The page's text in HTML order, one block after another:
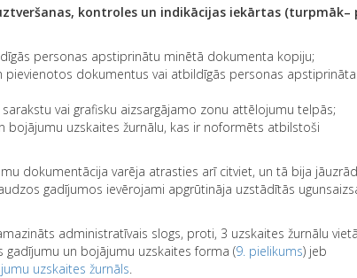
kontroles un indikācijas iekārtas (turpmāk–
personas apstiprinātu minētā dokumenta kopiju;
dokumentus vai atbildīgās personas
vai grafisku aizsargājamo zonu attēlojumu telpās;
uzskaites žurnālu, kas ir noformēts atbilstoši
dokumentācija varēja atrasties arī citviet, un tā bija
gadījumos ievērojami apgrūtināja uzstādītās
administratīvais slogs, proti, 3 uzskaites žurnālu
un bojājumu uzskaites forma (9. pielikums) jeb
uzskaites žurnāls.